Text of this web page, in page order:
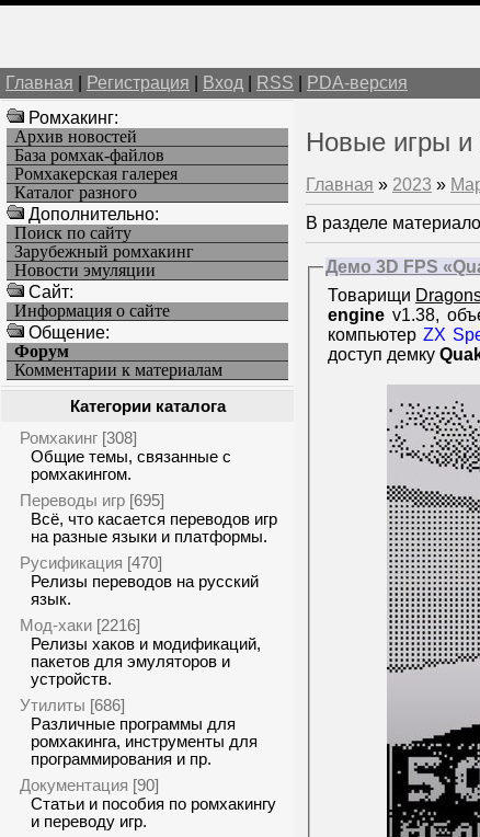
Главная Регистрация Вход RSS PDA-версия
Ромхакинг:
Архив новостей
База ромхак-файлов
Ромхакерская галерея
Каталог разного
Дополнительно:
Поиск по сайту
Зарубежный ромхакинг
Новости эмуляции
Cайт:
Информация о сайте
Общение:
Форум
Комментарии к материалам
Категории каталога
Ромхакинг [308]
Общие темы, связанные с
ромхакингом.
Переводы игр [695]
Всё, что касается переводов игр
на разные языки и платформы.
Русификация [470]
Релизы переводов на русский
язык.
Мод-хаки [2216]
Релизы хаков и модификаций,
пакетов для эмуляторов и
устройств.
Утилиты [686]
Различные программы для
ромхакинга, инструменты для
программирования и пр.
Документация [90]
Статьи и пособия по ромхакингу
и переводу игр.
Новые игры и
Главная » 2023 »
В разделе
Демо 3D FPS
Товарищи
engine v1.38,
компьютер ZX
доступ демку